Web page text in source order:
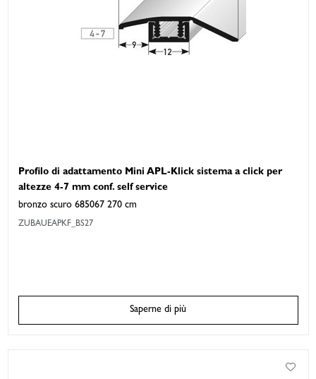
Profilo di adattamento Mini APL-Klick sistema a click per
altezze 4-7 mm conf. self service
bronzo scuro 685067 270 cm
ZUBAUEAPKF_BS27
Saperne di più